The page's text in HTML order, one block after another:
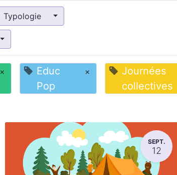
Typologie
×
Educ
Pop
×
Journées
collectives
SEPT.
12